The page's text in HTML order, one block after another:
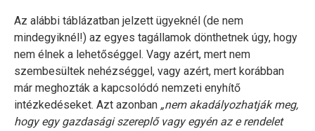
Az alábbi táblázatban jelzett ügyeknél (de nem
mindegyiknél!) az egyes tagállamok dönthetnek úgy, hogy
nem élnek a lehetőséggel. Vagy azért, mert nem
szembesültek nehézséggel, vagy azért, mert korábban
már meghozták a kapcsolódó nemzeti enyhítő
intézkedéseket. Azt azonban „nem akadályozhatják meg,
hogy egy gazdasági szereplő vagy egyén az e rendelet